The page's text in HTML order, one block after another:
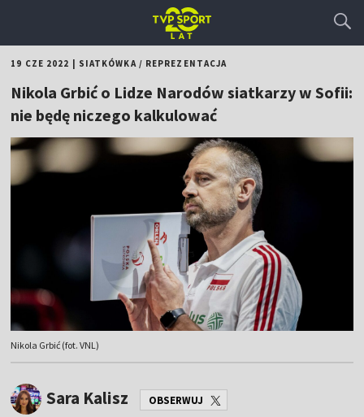
19 CZE 2022 SIATKÓWKA/ REPREZENTACJA
Nikola Grbić o Lidze Narodów siatkarzy w Sofii:
nie będę niczego kalkulować
Nikola Grbić (fot. VNL)
Sara Kalisz OBSERWUJ